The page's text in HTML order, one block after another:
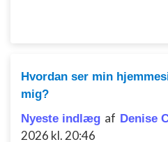
Hvordan ser min
mig?
Nyeste indlæg af Denise
2026 kl. 20:46